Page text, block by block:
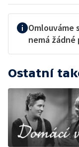
nemá
Ostatní